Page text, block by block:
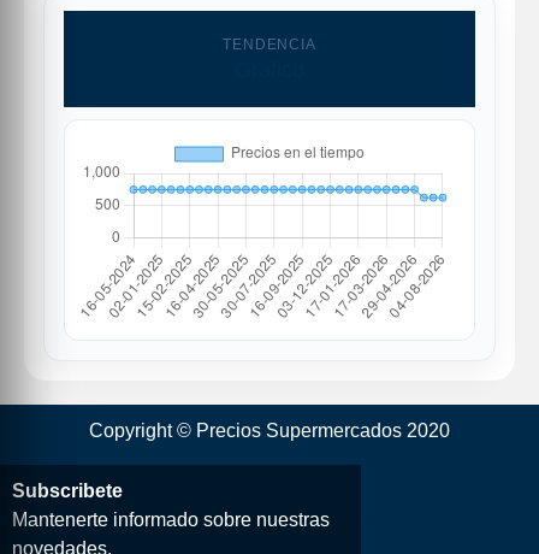
TENDENCIA
Copyright © Precios Supermercados 2020
Subscribete
Mantenerte informado sobre nuestras
novedades.